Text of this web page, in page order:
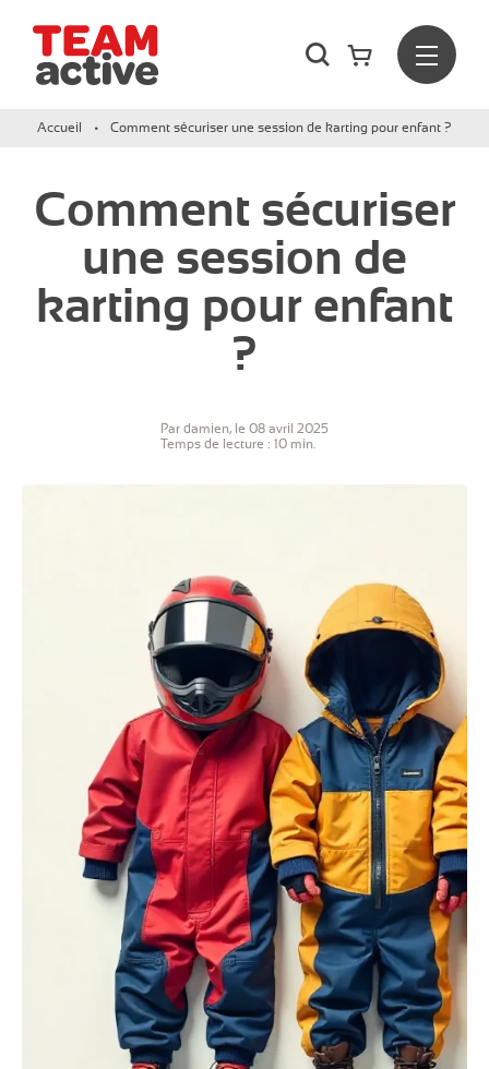
Rechercher
Menu
Accueil Comment sécuriser une session de karting pour enfant ?
Comment sécuriser
une session de
karting pour enfant
?
Par damien, le 08 avril 2025
Temps de lecture : 10 min.